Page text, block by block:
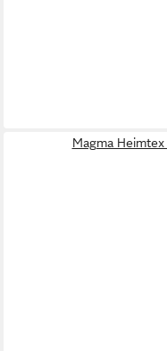
Magma